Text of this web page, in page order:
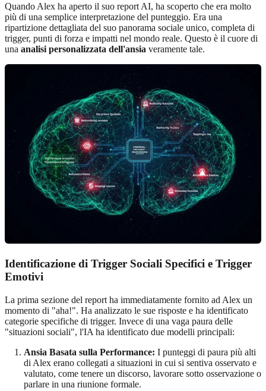
Quando Alex ha aperto il suo report AI, ha scoperto che era molto
più di una semplice interpretazione del punteggio. Era una
ripartizione dettagliata del suo panorama sociale unico, completa di
trigger, punti di forza e impatti nel mondo reale. Questo è il cuore di
una analisi personalizzata dell'ansia veramente tale.
Identificazione di Trigger Sociali Specifici e Trigger
Emotivi
La prima sezione del report ha immediatamente fornito ad Alex un
momento di "aha!". Ha analizzato le sue risposte e ha identificato
categorie specifiche di trigger. Invece di una vaga paura delle
"situazioni sociali", l'IA ha identificato due modelli principali:
Ansia Basata sulla Performance: I punteggi di paura più alti
di Alex erano collegati a situazioni in cui si sentiva osservato e
valutato, come tenere un discorso, lavorare sotto osservazione o
parlare in una riunione formale.